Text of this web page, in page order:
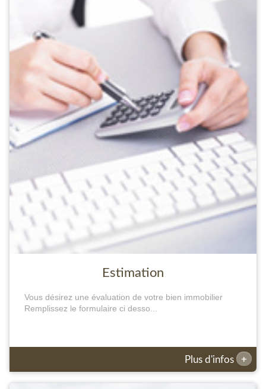
Estimation
Vous désirez une évaluation de votre bien immobilier
Remplissez le formulaire ci desso...
Plus d'infos +